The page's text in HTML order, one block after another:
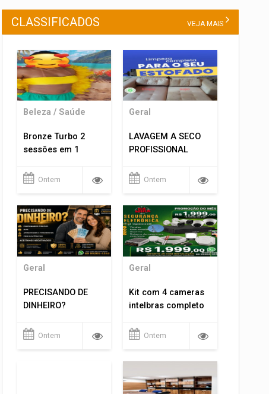
CLASSIFICADOS VEJA MAIS
Beleza / Saúde
Bronze Turbo 2
sessões em 1
Ontem
Geral
LAVAGEM A SECO
PROFISSIONAL
Ontem
Geral
PRECISANDO DE
DINHEIRO?
Ontem
Geral
Kit com 4 cameras
intelbras completo
Ontem